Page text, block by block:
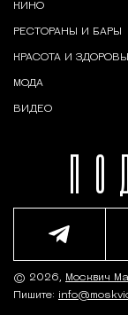
КИНО
РЕСТОРАНЫ И БАРЫ
КРАСОТА И
МОДА
ВИДЕО
© 2026, Москвич
Пишите: